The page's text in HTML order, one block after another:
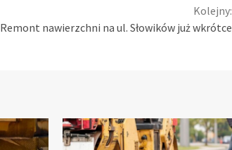
Kolejny:
Remont nawierzchni na ul. Słowików już wkrótce